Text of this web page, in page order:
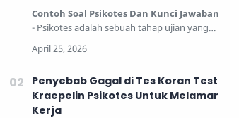
Contoh Soal Psikotes Dan Kunci Jawaban
- Psikotes adalah sebuah tahap ujian yang
Penyebab Gagal di Tes Koran Test
Kraepelin Psikotes Untuk Melamar
Kerja